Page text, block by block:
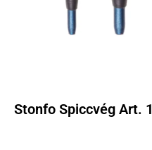
Stonfo Spiccvég Art. 1